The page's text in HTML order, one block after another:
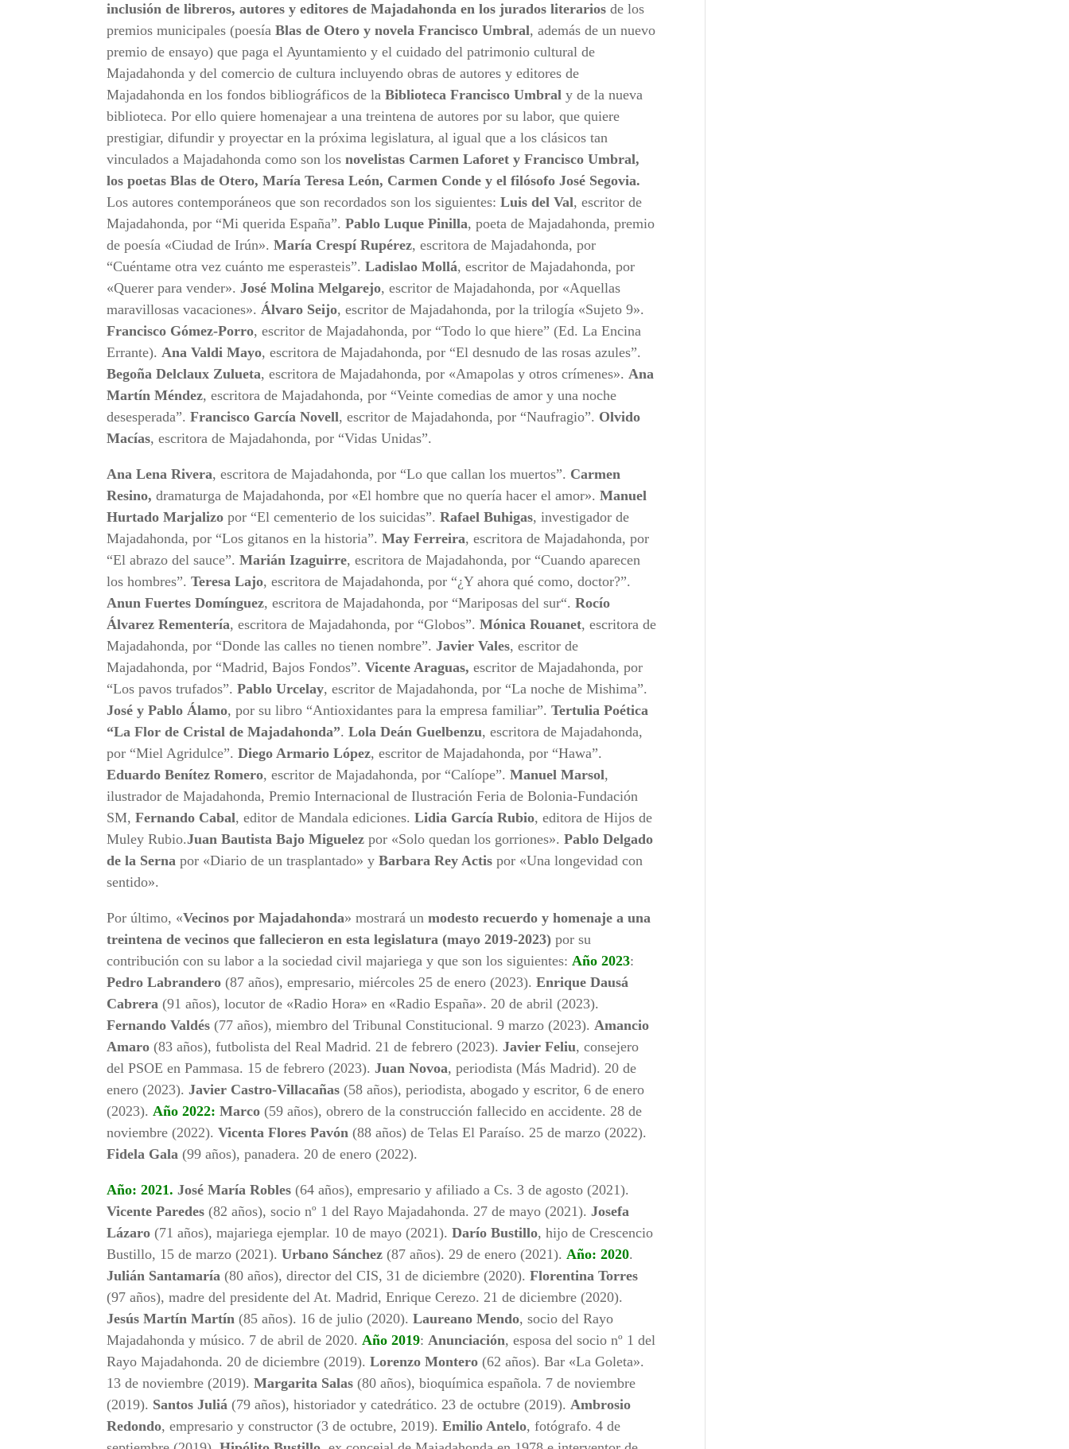
inclusión de libreros, autores y editores de Majadahonda en los jurados literarios de los
premios municipales (poesíaBlas de Otero y novela Francisco Umbral, además de un nuevo
premio de ensayo) que paga el Ayuntamiento y el cuidado del patrimonio cultural de
Majadahonda y del comercio de cultura incluyendo obras de autores y editores de
Majadahonda en los fondos bibliográficos de laBiblioteca Francisco Umbral y de la nueva
biblioteca. Por ello quiere homenajear a una treintena de autores por su labor, que quiere
prestigiar, difundir y proyectar en la próxima legislatura, al igual que a los clásicos tan
vinculados a Majadahonda como son losnovelistas Carmen Laforet y Francisco Umbral,
los poetas Blas de Otero, María Teresa León, Carmen Conde y el filósofo José Segovia.
Los autores contemporáneos que son recordados son los siguientes:Luis del Val, escritor de
Majadahonda, por “Mi querida España”.Pablo Luque Pinilla, poeta de Majadahonda, premio
de poesía «Ciudad de Irún».María Crespí Rupérez, escritora de Majadahonda, por
“Cuéntame otra vez cuánto me esperasteis”.Ladislao Mollá, escritor de Majadahonda, por
«Querer para vender».José Molina Melgarejo, escritor de Majadahonda, por «Aquellas
maravillosas vacaciones».Álvaro Seijo, escritor de Majadahonda, por la trilogía «Sujeto 9».
Francisco Gómez-Porro, escritor de Majadahonda, por “Todo lo que hiere” (Ed. La Encina
Errante).Ana Valdi Mayo, escritora de Majadahonda, por “El desnudo de las rosas azules”.
Begoña Delclaux Zulueta, escritora de Majadahonda, por «Amapolas y otros crímenes».Ana
Martín Méndez, escritora de Majadahonda, por “Veinte comedias de amor y una noche
desesperada”.Francisco García Novell, escritor de Majadahonda, por “Naufragio”. Olvido
Macías, escritora de Majadahonda, por “Vidas Unidas”.
Ana Lena Rivera, escritora de Majadahonda, por “Lo que callan los muertos”. Carmen
Resino, dramaturga de Majadahonda, por «El hombre que no quería hacer el amor».Manuel
Hurtado Marjalizo por “El cementerio de los suicidas”.Rafael Buhigas, investigador de
Majadahonda, por “Los gitanos en la historia”.May Ferreira, escritora de Majadahonda, por
“El abrazo del sauce”.Marián Izaguirre, escritora de Majadahonda, por “Cuando aparecen
los hombres”.Teresa Lajo, escritora de Majadahonda, por “¿Y ahora qué como, doctor?”.
Anun Fuertes Domínguez, escritora de Majadahonda, por “Mariposas del sur“.Rocío
Álvarez Rementería, escritora de Majadahonda, por “Globos”.Mónica Rouanet, escritora de
Majadahonda, por “Donde las calles no tienen nombre”.Javier Vales, escritor de
Majadahonda, por “Madrid, Bajos Fondos”.Vicente Araguas, escritor de Majadahonda, por
“Los pavos trufados”.Pablo Urcelay, escritor de Majadahonda, por “La noche de Mishima”.
José y Pablo Álamo, por su libro “Antioxidantes para la empresa familiar”.Tertulia Poética
“La Flor de Cristal de Majadahonda”.Lola Deán Guelbenzu, escritora de Majadahonda,
por “Miel Agridulce”.Diego Armario López, escritor de Majadahonda, por “Hawa”.
Eduardo Benítez Romero, escritor de Majadahonda, por “Calíope”.Manuel Marsol,
ilustrador de Majadahonda, Premio Internacional de Ilustración Feria de Bolonia-Fundación
SM,Fernando Cabal, editor de Mandala ediciones.Lidia García Rubio, editora de Hijos de
Muley Rubio.Juan Bautista Bajo Miguelezpor «Solo quedan los gorriones».Pablo Delgado
de la Serna por «Diario de un trasplantado» yBarbara Rey Actis por «Una longevidad con
sentido».
Por último, «Vecinos por Majadahonda» mostrará unmodesto recuerdo y homenaje a una
treintena de vecinos que fallecieron en esta legislatura (mayo 2019-2023) por su
contribución con su labor a la sociedad civil majariega y que son los siguientes:Año 2023:
Pedro Labrandero (87 años), empresario, miércoles 25 de enero (2023).Enrique Dausá
Cabrera (91 años), locutor de «Radio Hora» en «Radio España». 20 de abril (2023).
Fernando Valdés (77 años), miembro del Tribunal Constitucional. 9 marzo (2023).Amancio
Amaro (83 años), futbolista del Real Madrid. 21 de febrero (2023).Javier Feliu, consejero
del PSOE en Pammasa. 15 de febrero (2023).Juan Novoa, periodista (Más Madrid). 20 de
enero (2023).Javier Castro-Villacañas (58 años), periodista, abogado y escritor, 6 de enero
(2023).Año 2022: Marco (59 años), obrero de la construcción fallecido en accidente. 28 de
noviembre (2022).Vicenta Flores Pavón (88 años) de Telas El Paraíso. 25 de marzo (2022).
Fidela Gala (99 años), panadera. 20 de enero (2022).
Año: 2021. José María Robles (64 años), empresario y afiliado a Cs. 3 de agosto (2021).
Vicente Paredes (82 años), socio nº 1 del Rayo Majadahonda. 27 de mayo (2021).Josefa
Lázaro (71 años), majariega ejemplar. 10 de mayo (2021).Darío Bustillo, hijo de Crescencio
Bustillo, 15 de marzo (2021).Urbano Sánchez (87 años). 29 de enero (2021).Año: 2020.
Julián Santamaría (80 años), director del CIS, 31 de diciembre (2020).Florentina Torres
(97 años), madre del presidente del At. Madrid, Enrique Cerezo. 21 de diciembre (2020).
Jesús Martín Martín (85 años). 16 de julio (2020).Laureano Mendo, socio del Rayo
Majadahonda y músico. 7 de abril de 2020.Año 2019:Anunciación, esposa del socio nº 1 del
Rayo Majadahonda. 20 de diciembre (2019).Lorenzo Montero (62 años). Bar «La Goleta».
13 de noviembre (2019).Margarita Salas (80 años), bioquímica española. 7 de noviembre
(2019). Santos Juliá (79 años), historiador y catedrático. 23 de octubre (2019).Ambrosio
Redondo, empresario y constructor (3 de octubre, 2019).Emilio Antelo, fotógrafo. 4 de